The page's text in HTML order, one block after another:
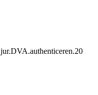
jur.DVA.authenticeren.20